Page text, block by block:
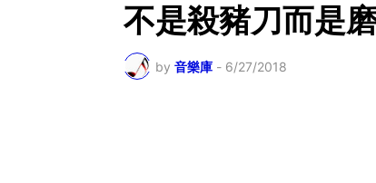
不是殺豬刀而是磨
by 音樂庫 - 6/27/2018